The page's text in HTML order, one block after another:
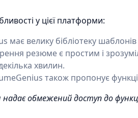
у цієї платформи:
має велику бібліотеку
резюме є простим і
хвилин.
також пропонує
обмежений доступ до